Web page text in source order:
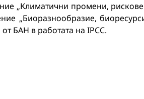
„Климатични промени,
„Биоразнообразие,
БАН в работата на IPCC.